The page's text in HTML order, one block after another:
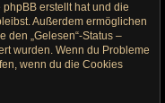
erstellt hat und die
Außerdem ermöglichen
„Gelesen“-Status –
wurden. Wenn du Probleme
wenn du die Cookies